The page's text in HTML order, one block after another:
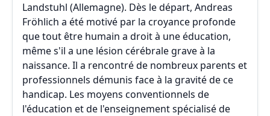
Landstuhl (Allemagne). Dès le départ, Andreas
Fröhlich a été motivé par la croyance profonde
que tout être humain a droit à une éducation,
même s'il a une lésion cérébrale grave à la
naissance. Il a rencontré de nombreux parents et
professionnels démunis face à la gravité de ce
handicap. Les moyens conventionnels de
l'éducation et de l'enseignement spécialisé de